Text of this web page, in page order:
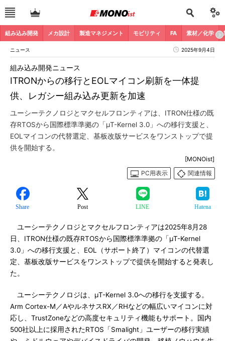
組み込み開発 メカ設計 製造マネジメント モビリティ FA 素材／化学
ニュース 2025年9月4日
ITRONからの移行とEOLマイコン刷新を一体提
供、レガシー組み込み更新を加速
組み込み開発ニュース
ユーシーテクノロジとマクセルフロンティアは、ITRON仕様の既
存RTOSから国際標準準拠の「μT-Kernel 3.0」への移行支援と、
EOLマイコンの代替選定、基板改版サービスをワンストップで提
供を開始する。
[MONOist]
PC用表示
関連情報
Share Post LINE Hatena
ユーシーテクノロジとマクセルフロンティアは2025年8月28
日、ITRON仕様の既存RTOSから国際標準準拠の「μT-Kernel
3.0」への移行支援と、EOL（サポート終了）マイコンの代替選
定、基板改版サービスをワンストップで提供を開始すると発表し
た。
ユーシーテクノロジは、μT-Kernel 3.0への移行を支援する。
Arm Cortex-M／AやルネサスRX／RHなどの幅広いマイコンに対
応し、TrustZoneなどの高度セキュリティ機能もサポート。国内
500社以上に採用されたRTOS「Smalight」ユーザーの移行実績